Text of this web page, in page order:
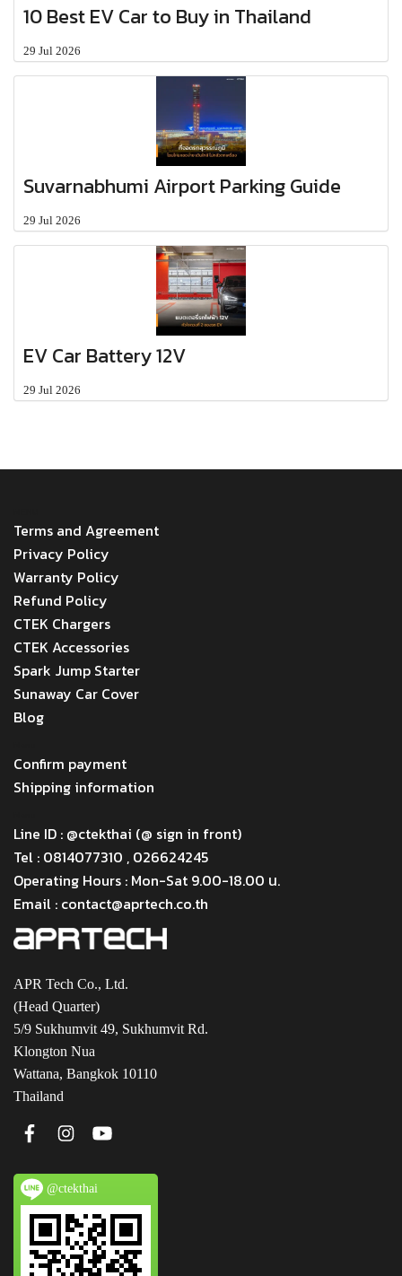
10 Best EV Car to Buy in Thailand
29 Jul 2026
Suvarnabhumi Airport Parking Guide
29 Jul 2026
EV Car Battery 12V
29 Jul 2026
Terms and Agreement
Privacy Policy
Warranty Policy
Refund Policy
CTEK Chargers
CTEK Accessories
Spark Jump Starter
Sunaway Car Cover
Blog
Confirm payment
Shipping information
Line ID : @ctekthai (@ sign in front)
Tel : 0814077310 , 026624245
Operating Hours : Mon-Sat 9.00-18.00 น.
Email : contact@aprtech.co.th
APR Tech Co., Ltd.
(Head Quarter)
5/9 Sukhumvit 49, Sukhumvit Rd.
Klongton Nua
Wattana, Bangkok 10110
Thailand
@ctekthai